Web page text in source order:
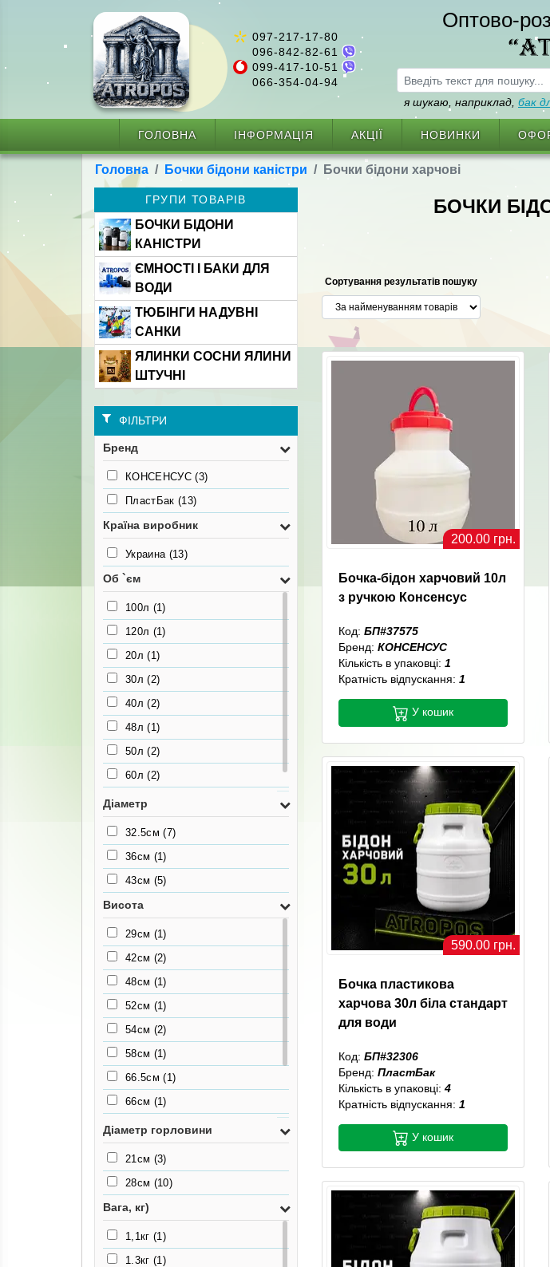
097-217-17-80
096-842-82-61
099-417-10-51
066-354-04-94
Оптово-
я шукаю, наприклад, бак
ГОЛОВНА ІНФОРМАЦІЯ АКЦІЇ НОВИНКИ
Головна Бочки бідони каністри Бочки бідони харчові
ГРУПИ ТОВАРІВ
БОЧКИ БІДОНИ
КАНІСТРИ
ЄМНОСТІ І БАКИ ДЛЯ
ВОДИ
ТЮБІНГИ НАДУВНІ
САНКИ
ЯЛИНКИ СОСНИ ЯЛИНИ
ШТУЧНІ
ФІЛЬТРИ
Бренд
КОНСЕНСУС(3)
ПластБак (13)
Країна виробник
Украина (13)
Об `єм
100л (1)
120л (1)
20л(1)
30л(2)
40л(2)
48л(1)
50л(2)
60л(2)
80л
Діаметр
32.5см(7)
36см (1)
43см (5)
Висота
29см (1)
42см (2)
48см (1)
52см (1)
54см (2)
58см (1)
66.5см(1)
66см (1)
78.5см (1)
93см(1)
Діаметр горловини
21см (3)
28см (10)
Вага, кг)
1,1кг (1)
1.3кг (1)
БОЧКИ
Сортування результатів пошуку
200.00 грн.
Бочка-бідон харчовий 10л
з ручкою Консенсус
Код: БП#37575
Бренд: КОНСЕНСУС
Кількість в упаковці: 1
Кратність відпускання: 1
У кошик
590.00 грн.
Бочка пластикова
харчова 30л біла стандарт
для води
Код: БП#32306
Бренд: ПластБак
Кількість в упаковці: 4
Кратність відпускання: 1
У кошик